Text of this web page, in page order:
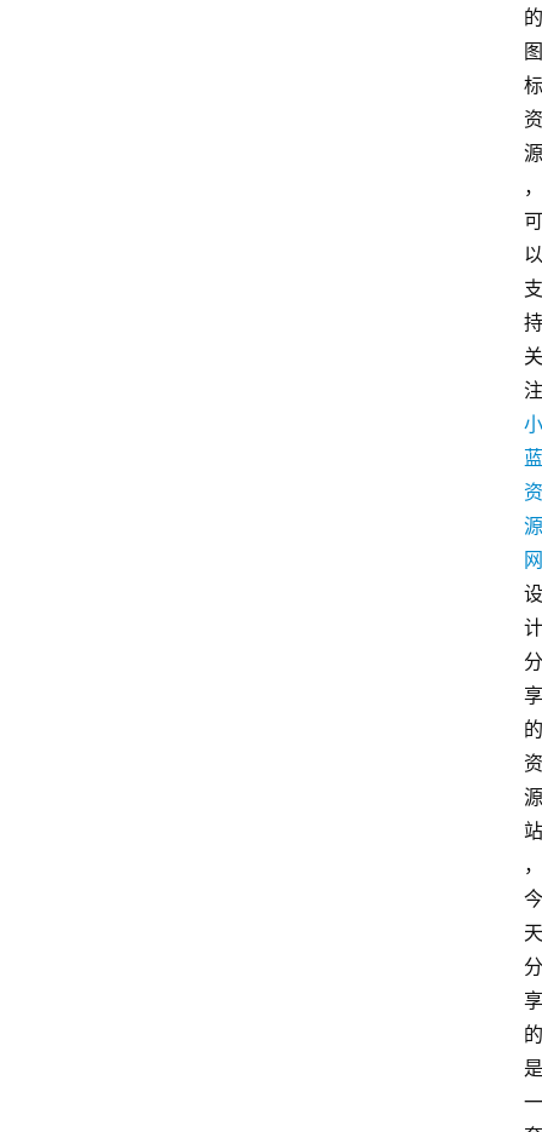
的
图
标
资
源
，
可
以
支
持
关
小
蓝
资
源
网
设
计
分
享
的
资
源
站
，
今
天
分
享
的
是
一